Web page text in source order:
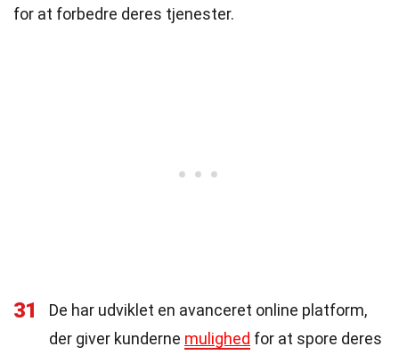
for at forbedre deres tjenester.
31
De har udviklet en avanceret online platform,
der giver kunderne mulighed for at spore deres